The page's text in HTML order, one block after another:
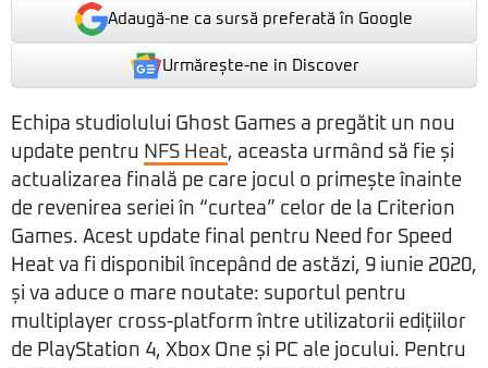
Adaugă-ne ca sursă preferată în Google
Urmărește-ne in Discover
Echipa studiolului Ghost Games a pregătit un nou
update pentru NFS Heat, aceasta urmând să fie și
actualizarea finală pe care jocul o primește înainte
de revenirea seriei în “curtea” celor de la Criterion
Games. Acest update final pentru Need for Speed
Heat va fi disponibil începând de astăzi, 9 iunie 2020,
și va aduce o mare noutate: suportul pentru
multiplayer cross-platform între utilizatorii edițiilor
de PlayStation 4, Xbox One și PC ale jocului. Pentru